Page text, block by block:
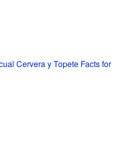
Cervera y Topete Facts for